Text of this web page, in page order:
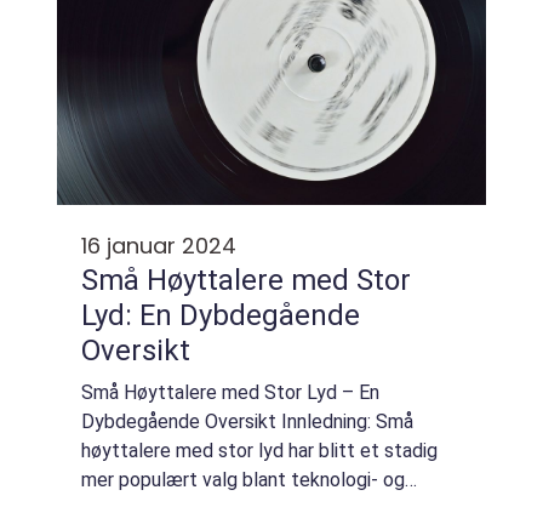
16 januar 2024
Små Høyttalere med Stor
Lyd: En Dybdegående
Oversikt
Små Høyttalere med Stor Lyd – En
Dybdegående Oversikt Innledning: Små
høyttalere med stor lyd har blitt et stadig
mer populært valg blant teknologi- og